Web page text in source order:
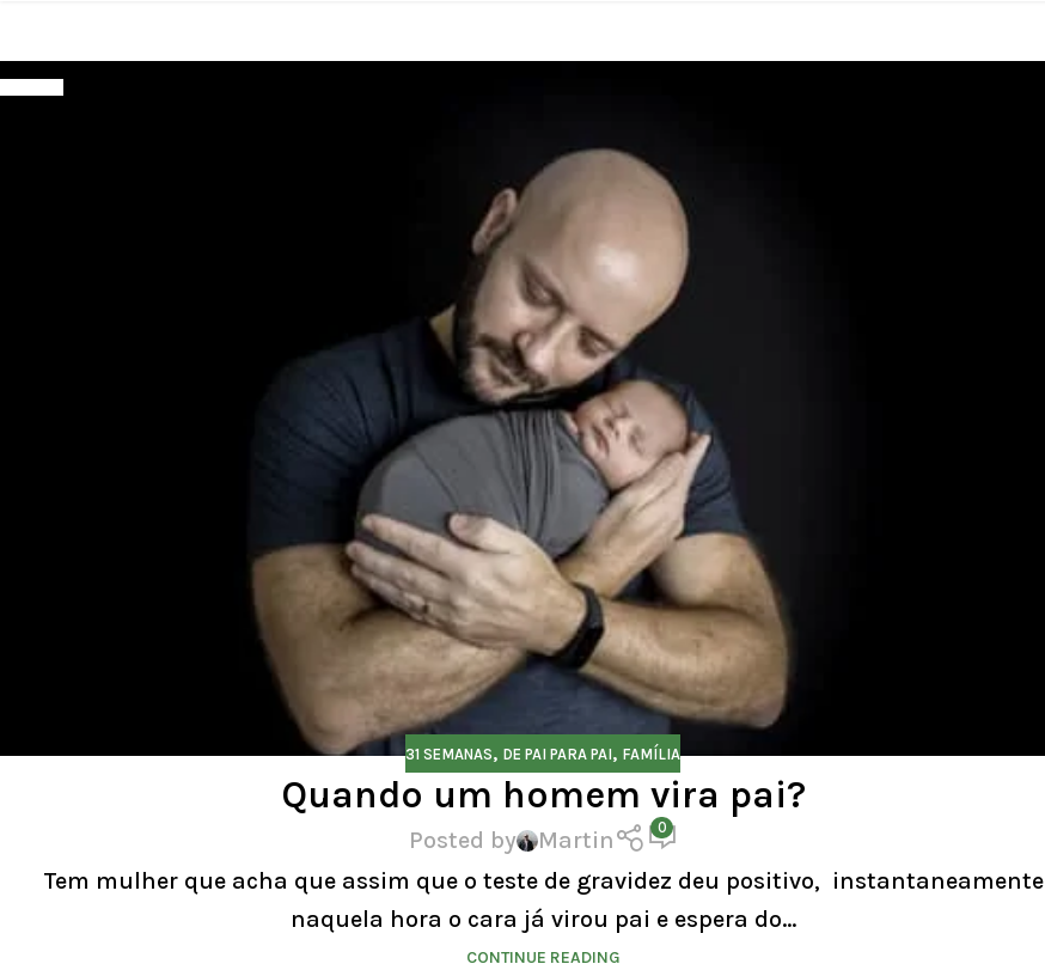
31 SEMANAS, DE PAI PARA PAI, FAMÍLIA
Quando um homem vira pai?
Posted by Martin 0
Tem mulher que acha que assim que o teste de gravidez deu positivo, instantaneamente
naquela hora o cara já virou pai e espera do...
CONTINUE READING